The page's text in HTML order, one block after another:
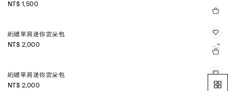
NT$ 1,500
絎縫單肩迷你雲朵包
NT$ 2,000
+2
絎縫單肩迷你雲朵包
NT$ 2,000
+2